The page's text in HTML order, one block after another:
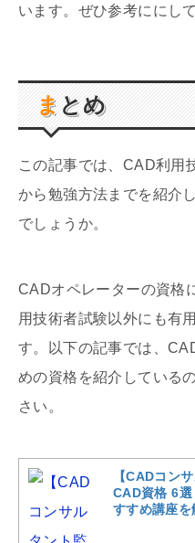
います。ぜひ参考ににし
まとめ
この記事では、CAD利用
から勉強方法までを紹介
でしょうか。
CADオペレーターの資格
用技術者試験以外にも有
す。以下の記事では、
めの資格を紹介している
さい。
【CADコン
CAD資格 6
すすめ講座を